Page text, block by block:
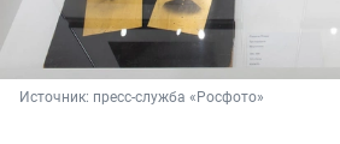
Источник: пресс-служба «Росфото»